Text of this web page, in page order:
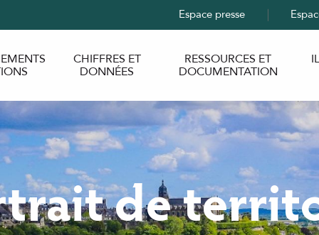
Espace presse
CHIFFRES ET
DONNÉES
RESSOURCES ET
DOCUMENTATION
de